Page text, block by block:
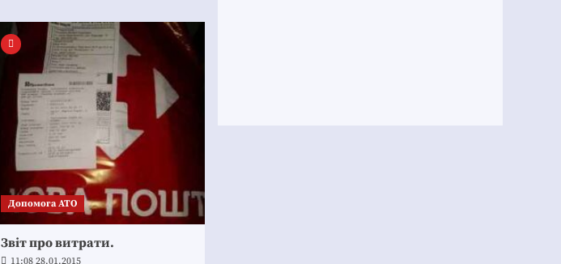
Допомога АТО
Звіт про витрати.
11:08 28.01.2015